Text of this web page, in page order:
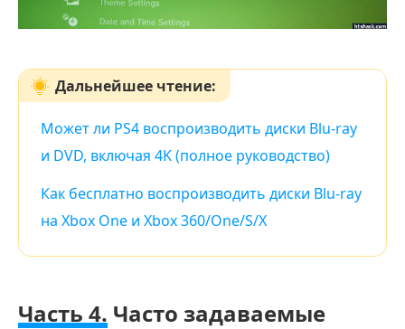
Дальнейшее чтение:
Может ли PS4 воспроизводить диски Blu-ray
и DVD, включая 4K (полное руководство)
Как бесплатно воспроизводить диски Blu-ray
на Xbox One и Xbox 360/One/S/X
Часть 4. Часто задаваемые